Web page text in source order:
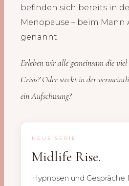
befinden sich bereits in
Menopause – beim Mann
genannt.
Erleben wir alle gemeinsam die
Crisis? Oder steckt in der
ein Aufschwung?
NEUE SERIE
Midlife Rise.
Hypnosen und Gespräche